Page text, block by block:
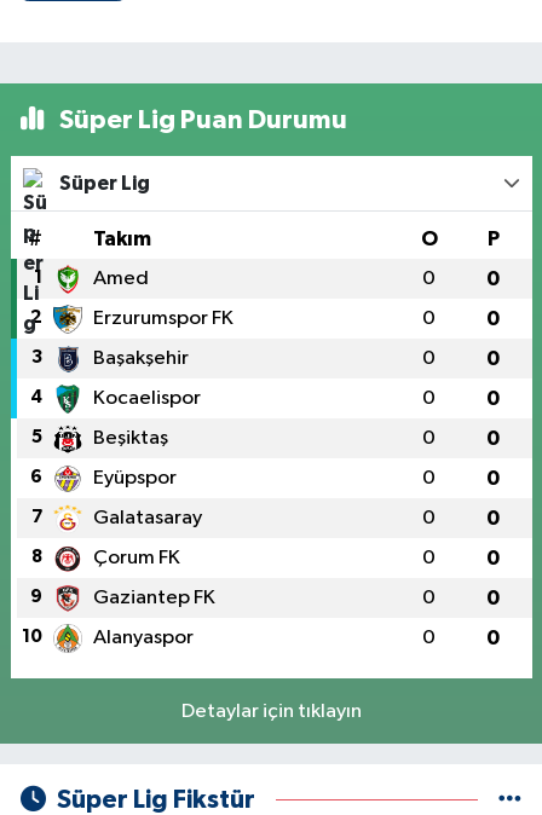
Süper Lig Puan Durumu
Süper Lig
# Takım O P
1 Amed 0 0
2 Erzurumspor FK 0 0
3 Başakşehir 0 0
4 Kocaelispor 0 0
5 Beşiktaş 0 0
6 Eyüpspor 0 0
7 Galatasaray 0 0
8 Çorum FK 0 0
9 Gaziantep FK 0 0
10 Alanyaspor 0 0
Detaylar için tıklayın
Süper Lig Fikstür